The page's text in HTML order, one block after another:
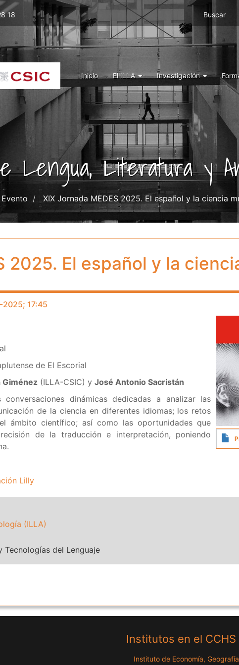
18
Menu
right
ILLA
Buscar
Inicio El ILLA Investigación
Lengua, Literatura y
Evento XIX Jornada MEDES 2025. El español y la ciencia
2025. El español y la
17:45
de El Escorial
Giménez (ILLA-CSIC) y José Antonio Sacristán
dinámicas dedicadas a analizar las
de la ciencia en diferentes idiomas; los retos
ámbito científico; así como las oportunidades que
de la traducción e interpretación, poniendo
Lilly
(ILLA)
Tecnologías del Lenguaje
Institutos en el CCHS
Instituto de Economía,